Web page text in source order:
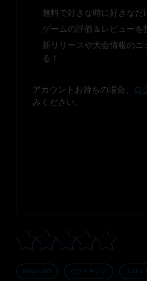
無料で好きな時に好きなだ
ゲームの評価＆レビューを
新リリースや大会情報のニ
る！
アカウントお持ちの場合、 ロ
みください。
Play'n GO ヴァイキング スロット